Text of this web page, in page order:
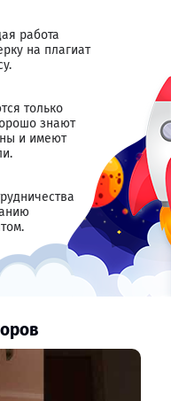
работа
на плагиат
только
знают
и имеют